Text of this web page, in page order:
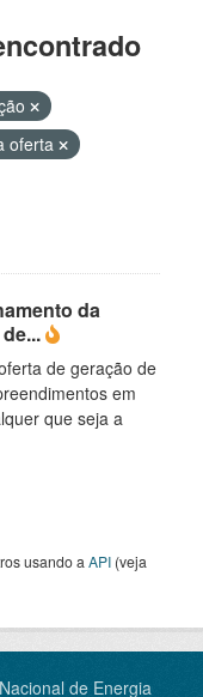
oferta
da
de geração de
em
que seja a
usando a API (veja
de Energia